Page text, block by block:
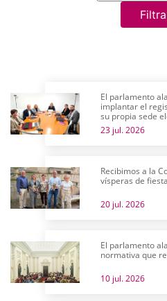
El parlamento
implantar el
su propia sede
23 jul. 2026
Recibimos a la
vísperas de
20 jul. 2026
El parlamento
normativa que
10 jul. 2026